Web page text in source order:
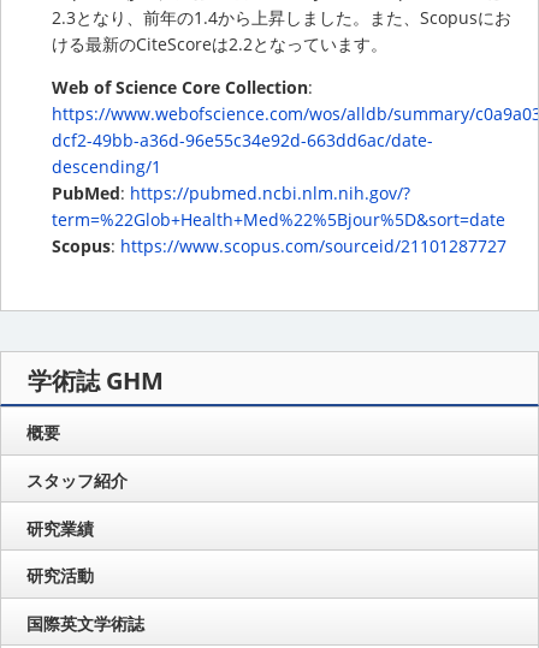
2.3となり、前年の1.4から上昇しました。また、Scopusにお
ける最新のCiteScoreは2.2となっています。
Web of Science Core Collection:
https://www.webofscience.com/wos/alldb/summary/
dcf2-49bb-a36d-96e55c34e92d-663dd6ac/date-
descending/1
PubMed: https://pubmed.ncbi.nlm.nih.gov/?
term=%22Glob+Health+Med%22%5Bjour%5D&sort=date
Scopus: https://www.scopus.com/sourceid/21101287727
学術誌 GHM
概要
スタッフ紹介
研究業績
研究活動
国際英文学術誌